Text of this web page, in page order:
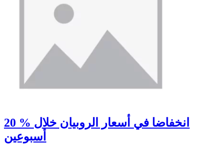
20 % انخفاضا في أسعار الروبيان خلال
أسبوعين